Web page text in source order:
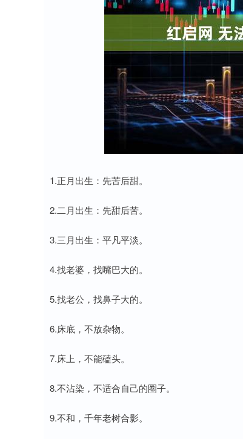
1.正月出生：先苦后甜。
2.二月出生：先甜后苦。
3.三月出生：平凡平淡。
4.找老婆，找嘴巴大的。
5.找老公，找鼻子大的。
6.床底，不放杂物。
7.床上，不能磕头。
8.不沾染，不适合自己的圈子。
9.不和，千年老树合影。
深证成指 14311.01 200.89